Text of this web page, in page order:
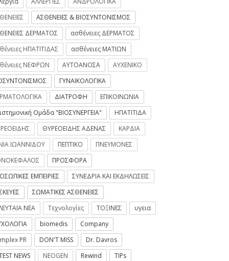
ΑΣΘΕΝΕΙΕΣ & ΒΙΟΣΥΝΤΟΝΙΣΜΟΣ
ΔΕΡΜΑΤΟΣ
ασθένειες ΔΕΡΜΑΤΟΣ
ΗΠΑΤΙΤΙΔΑΣ
ασθένειες ΜΑΤΙΩΝ
ΝΕΦΡΩΝ
ΑΥΤΟΑΝΟΣΑ
ΑΥΧΕΝΙΚΟ
ΓΥΝΑΙΚΟΛΟΓΙΚΑ
ΔΙΑΤΡΟΦΗ
ΕΠΙΚΟΙΝΩΝΙΑ
Ομάδα "ΒΙΟΣΥΝΕΡΓΕΙΑ"
ΗΠΑΤΙΤΙΔΑ
ΘΥΡΕΟΕΙΔΗΣ ΑΔΕΝΑΣ
ΚΑΡΔΙΑ
ΙΩΑΝΝΙΔΟΥ
ΠΕΠΤΙΚΟ
ΠΝΕΥΜΟΝΕΣ
ΠΡΟΣΦΟΡΑ
ΕΜΠΕΙΡΙΕΣ
ΣΥΝΕΔΡΙΑ ΚΑΙ ΕΚΔΗΛΩΣΕΙΣ
ΣΩΜΑΤΙΚΕΣ ΑΣΘΕΝΕΙΕΣ
ΝΕΑ
Τεχνολογίες ΤΟΞΙΝΕΣ
υγεια
biomedis
Company
PR
DON'T MISS
Dr. Davros
NEWS
NEOGEN Rewind
TIPs